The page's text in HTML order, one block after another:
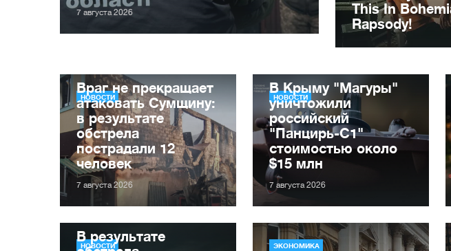
7 августа 2026
НОВОСТИ
Враг не прекращает
атаковать Сумщину:
в результате
обстрела
пострадали 12
человек
7 августа 2026
НОВОСТИ
В Крыму "Магуры"
уничтожили
российский
"Панцирь-С1"
стоимостью около
$15 млн
7 августа 2026
НОВОСТИ
В результате
ЭКОНОМИКА